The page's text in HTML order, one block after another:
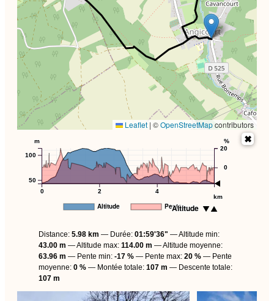
Leaflet | ©OpenStreetMapcontributors
0 2 4
km
50
100
m
0
20
%
Altitude PenteAltitude
Distance: 5.98 km Durée: 01:59'36"
Altitude min:
43.00 m
Altitude max: 114.00 m
Altitude moyenne:
63.96 m
Pente min: -17 % Pente max: 20 %
Pente
moyenne: 0 % Montée totale: 107 m
Descente totale:
107 m